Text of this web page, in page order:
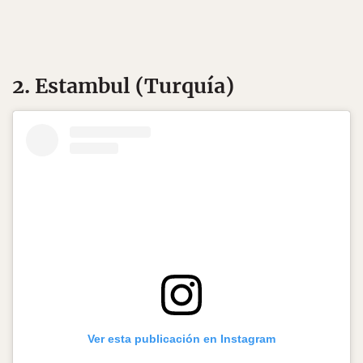
2. Estambul (Turquía)
Ver esta publicación en Instagram